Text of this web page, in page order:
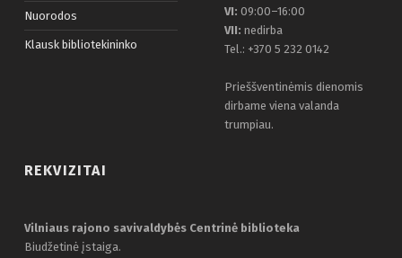
Nuorodos
Klausk bibliotekininko
VI: 09:00–16:00
VII: nedirba
Tel.: +370 5 232 0142
Prieššventinėmis dienomis
dirbame viena valanda
trumpiau.
REKVIZITAI
Vilniaus rajono savivaldybės Centrinė biblioteka
Biudžetinė įstaiga.